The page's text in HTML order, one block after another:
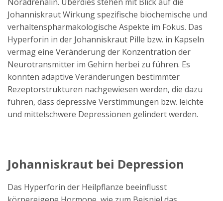
Johanniskraut Wirkung spezifische biochemische und
verhaltenspharmakologische Aspekte im Fokus. Das
Hyperforin in der Johanniskraut Pille bzw. in Kapseln
vermag eine Veränderung der Konzentration der
Neurotransmitter im Gehirn herbei zu führen. Es
konnten adaptive Veränderungen bestimmter
Rezeptorstrukturen nachgewiesen werden, die dazu
führen, dass depressive Verstimmungen bzw. leichte
und mittelschwere Depressionen gelindert werden.
Johanniskraut bei Depression
Das Hyperforin der Heilpflanze beeinflusst